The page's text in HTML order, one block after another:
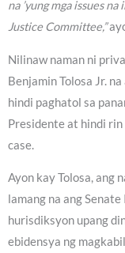
na ’yung mga issues
Justice Committee,”
Nilinaw naman ni
Benjamin Tolosa Jr.
hindi paghatol sa
Presidente at hindi
case.
Ayon kay Tolosa, ang
lamang na ang
hurisdiksyon upang
ebidensya ng